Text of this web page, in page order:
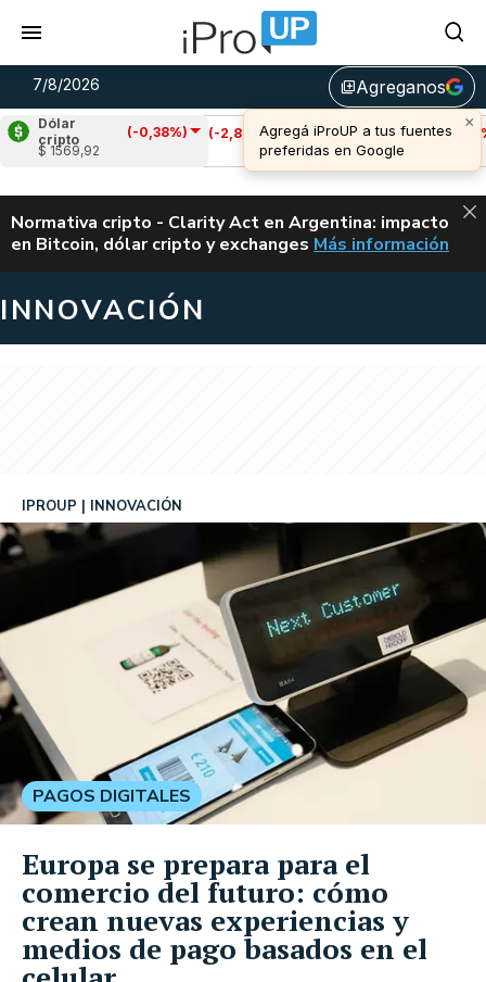
7/8/2026 library_addAgreganos
Dólar
cripto
(-0,38%)
$ 1569,92
Cardano (-2,82%)
Avalanche (-0,95%)
u$s 6,40
ALERTA
Normativa cripto - Clarity Act en Argentina: impacto
en Bitcoin, dólar cripto y exchanges CLARITY ACT EN
Más información
INNOVACIÓN
IPROUP INNOVACIÓN
PAGOS DIGITALES
Europa se prepara para el
comercio del futuro: cómo
crean nuevas experiencias y
medios de pago basados en el